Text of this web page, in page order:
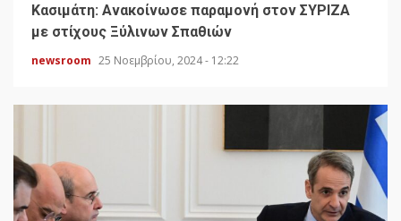
Κασιμάτη: Ανακοίνωσε παραμονή στον ΣΥΡΙΖΑ
με στίχους Ξύλινων Σπαθιών
newsroom 25 Νοεμβρίου, 2024 - 12:22